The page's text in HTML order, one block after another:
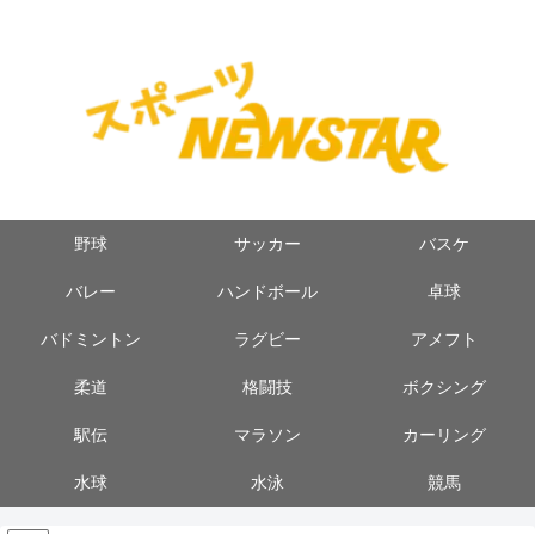
野球 サッカー バスケ
バレー ハンドボール 卓球
バドミントン ラグビー アメフト
柔道 格闘技 ボクシング
駅伝 マラソン カーリング
水球 水泳 競馬